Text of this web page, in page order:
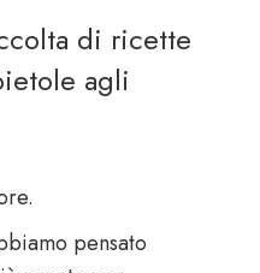
di ricette
agli
pensato